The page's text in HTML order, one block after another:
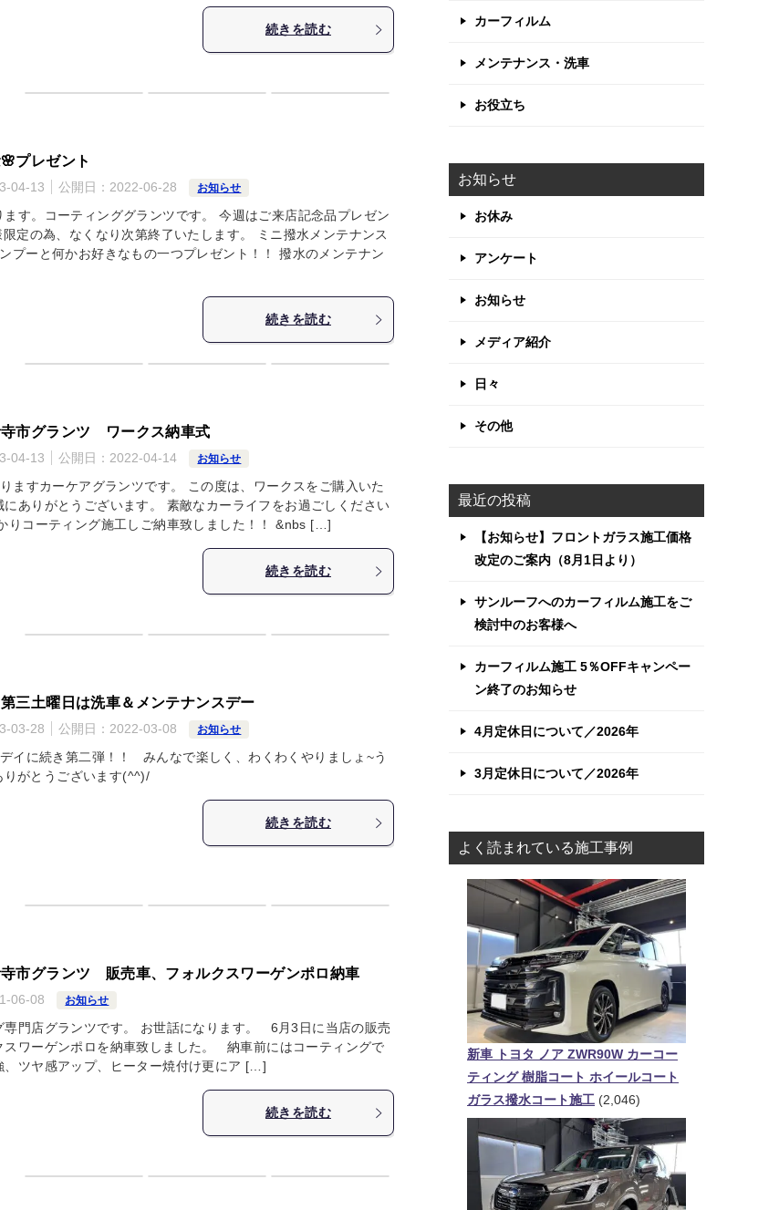
続きを読む
プレゼント
04-13 公開日： 2022-06-28 お知らせ
ます。コーティンググランツです。 今週はご来店記念品プレゼン
限定の為、なくなり次第終了いたします。 ミニ撥水メンテナンス
プーと何かお好きなもの一つプレゼント！！ 撥水のメンテナン
続きを読む
市グランツ ワークス納車式
04-13 公開日： 2022-04-14 お知らせ
ますカーケアグランツです。 この度は、ワークスをご購入いた
にありがとうございます。 素敵なカーライフをお過ごしください
りコーティング施工しご納車致しました！！ &nbs […]
続きを読む
三土曜日は洗車＆メンテナンスデー
03-28 公開日： 2022-03-08 お知らせ
イに続き第二弾！！ みんなで楽しく、わくわくやりましょ~う
がとうございます(^^)/
続きを読む
市グランツ 販売車、フォルクスワーゲンポロ納車
06-08 お知らせ
専門店グランツです。 お世話になります。 6月3日に当店の販売
スワーゲンポロを納車致しました。 納車前にはコーティングで
、ツヤ感アップ、ヒーター焼付け更にア […]
続きを読む
カーフィルム
メンテナンス・洗車
お役立ち
お知らせ
お休み
アンケート
お知らせ
メディア紹介
日々
その他
最近の投稿
【お知らせ】フロントガラス施工価格
改定のご案内（8月1日より）
サンルーフへのカーフィルム施工をご
検討中のお客様へ
カーフィルム施工 5％OFFキャンペー
ン終了のお知らせ
4月定休日について／2026年
3月定休日について／2026年
よく読まれている施工事例
新車 トヨタ ノア ZWR90W カーコー
ティング 樹脂コート ホイールコート
ガラス撥水コート施工 (2,046)